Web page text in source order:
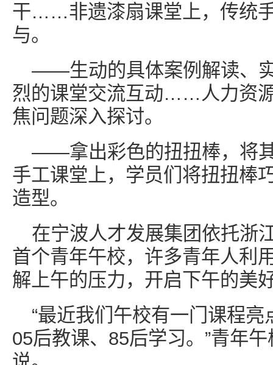
干……非遗漆扇课堂上，传统
与。
——生动的具体案例解读、
烈的课堂交流互动……人力资
焦问题深入探讨。
——拿出彩色的扭扭棒，将
手工课堂上，学员们将扭扭棒
造型。
在宁波人才发展集团依托浙
首个青年午校，许多青年人利
解上午的压力，开启下午的美
“最近我们午校有一门课程
05后教课、85后学习。”青年